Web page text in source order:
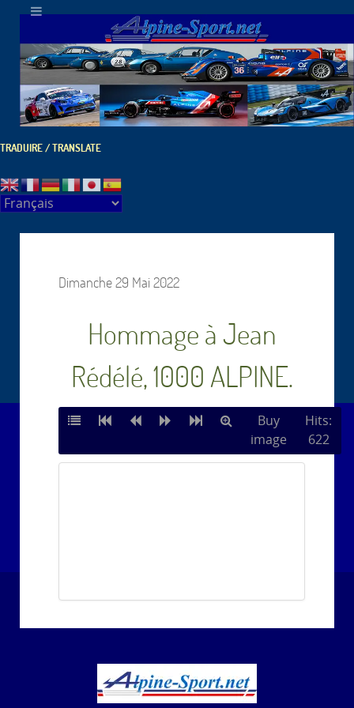
TRADUIRE / TRANSLATE
Dimanche 29 Mai 2022
Hommage à Jean
Rédélé, 1000 ALPINE.
Buy
image
Hits:
622